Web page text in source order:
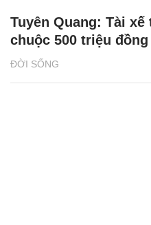
ĐỜI SỐNG
Tuyên Quang: Tài
chuộc 500 triệu đồng